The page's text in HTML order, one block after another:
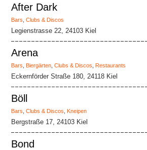
After Dark
Bars Clubs & Discos
Legienstrasse 22, 24103 Kiel
Arena
Bars Biergärten Clubs & Discos Restaurants
Eckernförder Straße 180, 24118 Kiel
Böll
Bars Clubs & Discos Kneipen
Bergstraße 17, 24103 Kiel
Bond